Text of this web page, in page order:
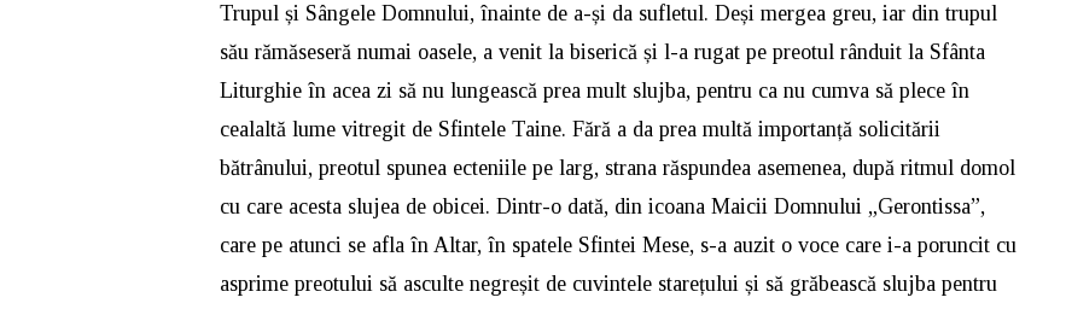
Trupul și Sângele Domnului, înainte de a-și da sufletul. Deși mergea greu, iar din trupul
său rămăseseră numai oasele, a venit la biserică și l-a rugat pe preotul rânduit la Sfânta
Liturghie în acea zi să nu lungească prea mult slujba, pentru ca nu cumva să plece în
cealaltă lume vitregit de Sfintele Taine. Fără a da prea multă importanță solicitării
bătrânului, preotul spunea ecteniile pe larg, strana răspundea asemenea, după ritmul domol
cu care acesta slujea de obicei. Dintr-o dată, din icoana Maicii Domnului „Gerontissa”,
care pe atunci se afla în Altar, în spatele Sfintei Mese, s-a auzit o voce care i-a poruncit cu
asprime preotului să asculte negreșit de cuvintele starețului și să grăbească slujba pentru